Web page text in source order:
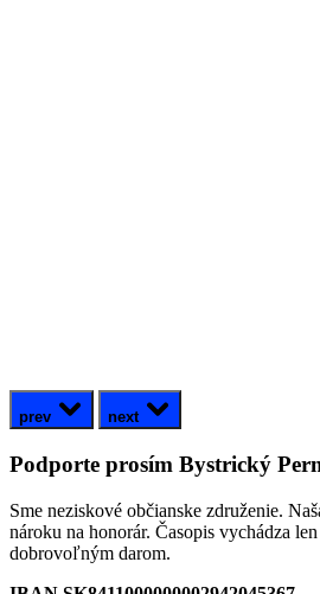
prev next
Podporte prosím Bystrický
Sme neziskové občianske združenie.
nároku na honorár. Časopis vychádza
dobrovoľným darom.